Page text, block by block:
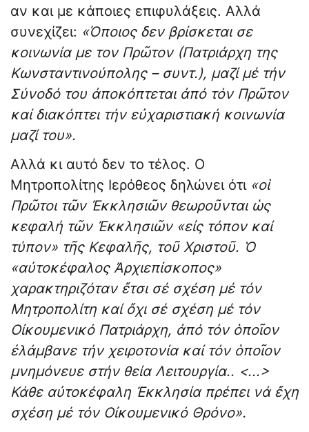
αν και με κάποιες επιφυλάξεις. Αλλά
συνεχίζει: «Όποιος δεν βρίσκεται σε
κοινωνία με τον Πρῶτον (Πατριάρχη της
Κωνσταντινούπολης – συντ.), μαζί μέ τήν
Σύνοδό του ἀποκόπτεται ἀπό τόν Πρῶτον
καί διακόπτει τήν εὐχαριστιακή κοινωνία
μαζί του».
Αλλά κι αυτό δεν το τέλος. Ο
Μητροπολίτης Ιερόθεος δηλώνει ότι «οἱ
Πρῶτοι τῶν Ἐκκλησιῶν θεωροῦνται ὡς
κεφαλή τῶν Ἐκκλησιῶν «εἰς τόπον καί
τύπον» τῆς Κεφαλῆς, τοῦ Χριστοῦ. Ὁ
«αὐτοκέφαλος Ἀρχιεπίσκοπος»
χαρακτηριζόταν ἔτσι σέ σχέση μέ τόν
Μητροπολίτη καί ὄχι σέ σχέση μέ τόν
Οἰκουμενικό Πατριάρχη, ἀπό τόν ὁποῖον
ἐλάμβανε τήν χειροτονία καί τόν ὁποῖον
μνημόνευε στήν θεία Λειτουργία.. <...>
Κάθε αὐτοκέφαλη Ἐκκλησία πρέπει νά ἔχη
σχέση μέ τόν Οἰκουμενικό Θρόνο».